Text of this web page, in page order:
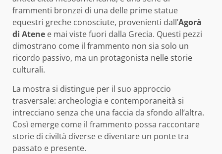
frammenti bronzei di una delle prime statue
equestri greche conosciute, provenienti dall’Agorà
di Atene e mai viste fuori dalla Grecia. Questi pezzi
dimostrano come il frammento non sia solo un
ricordo passivo, ma un protagonista nelle storie
culturali.
La mostra si distingue per il suo approccio
trasversale: archeologia e contemporaneità si
intrecciano senza che una faccia da sfondo all’altra.
Così emerge come il frammento possa raccontare
storie di civiltà diverse e diventare un ponte tra
passato e presente.